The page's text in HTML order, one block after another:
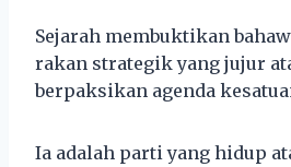
Sejarah membuktikan
rakan strategik yang jujur
berpaksikan agenda
Ia adalah parti yang hidup